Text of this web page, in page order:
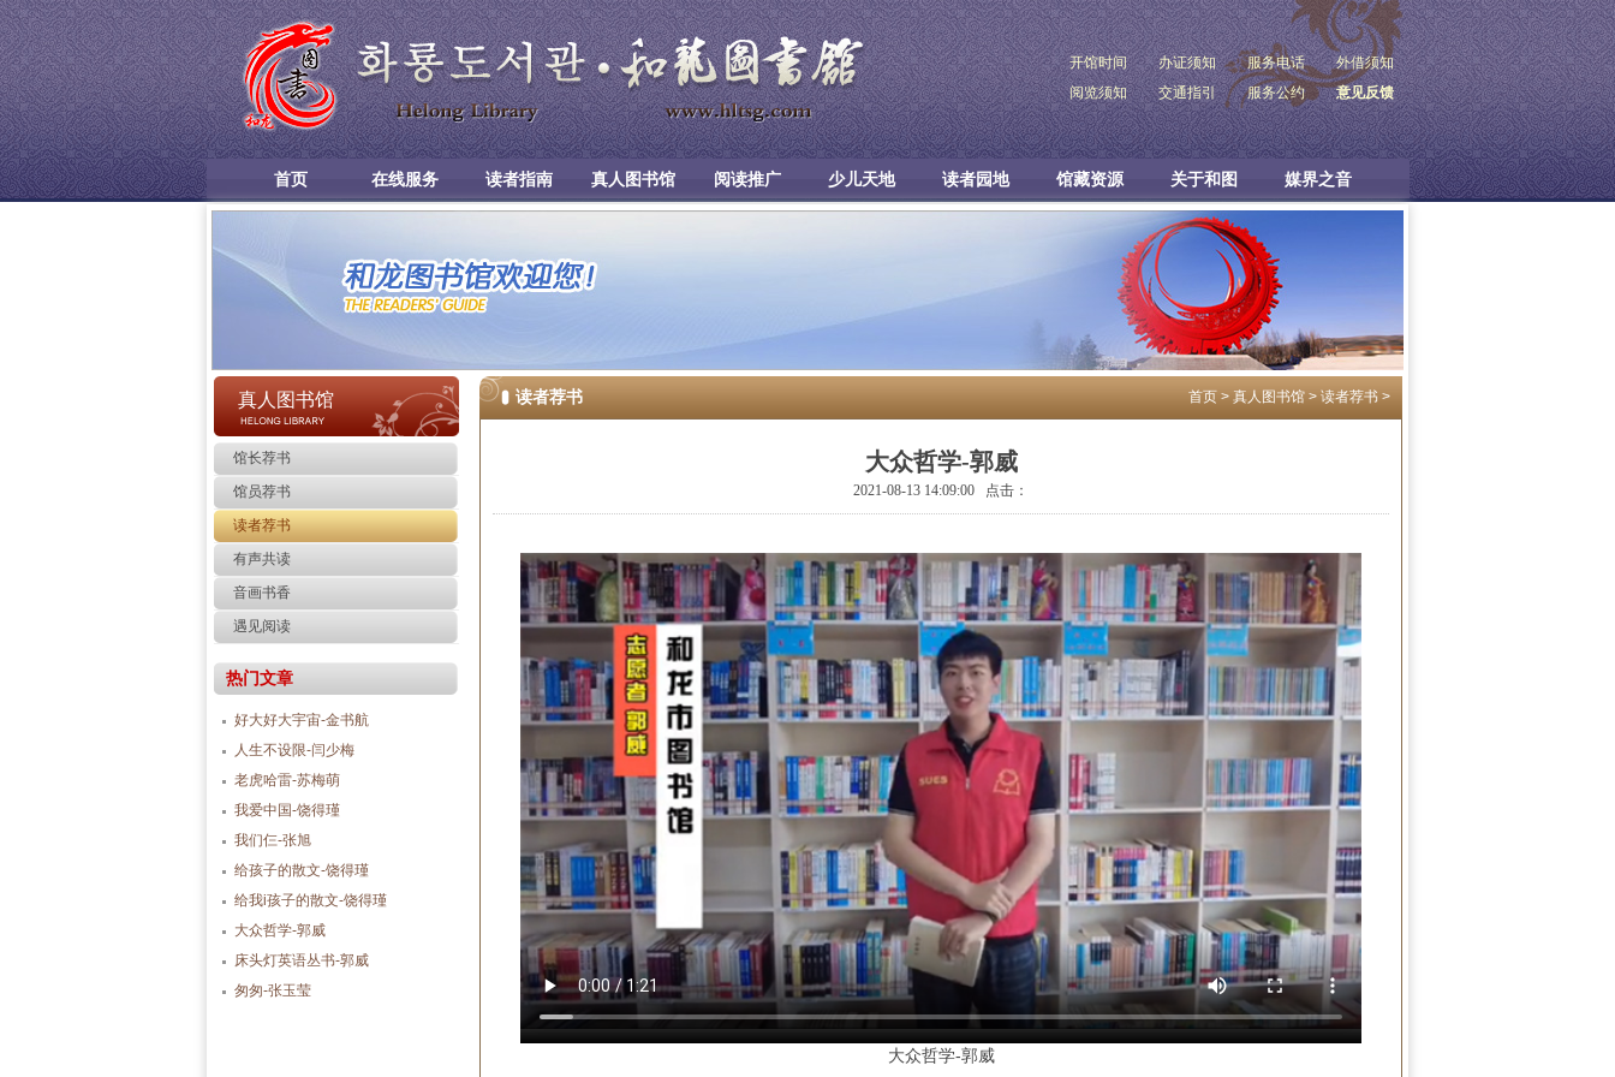
开馆时间 办证须知 服务电话
外借须知
阅览须知
交通指引 服务公约 意见反馈
首页 在线服务 读者指南 真人图书馆 阅读推广 少儿天地 读者园地 馆藏资源 关于和图 媒界之音
真人图书馆
馆长荐书
馆员荐书
读者荐书
有声共读
音画书香
遇见阅读
热门文章
好大好大宇宙-金书航
人生不设限-闫少梅
老虎哈雷-苏梅萌
我爱中国-饶得瑾
我们仨-张旭
给孩子的散文-饶得瑾
给我i孩子的散文-饶得瑾
大众哲学-郭威
床头灯英语丛书-郭威
匆匆-张玉莹
读者荐书 首页 > 真人图书馆 > 读者荐书 >
大众哲学-郭威
2021-08-13 14:09:00 点击：
大众哲学-郭威